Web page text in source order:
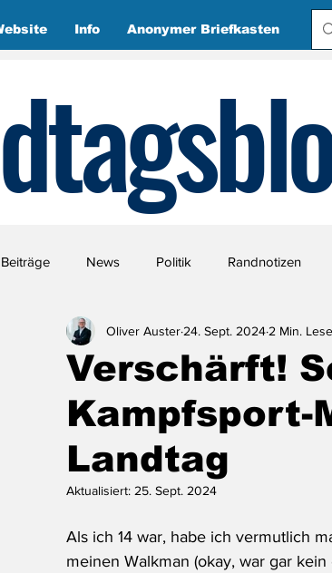
Info Anonymer Briefkasten
News Politik Randnotizen
Verschärft!
Kampfsport-
Landtag
Oliver Auster 24. Sept. 2024 2 Min.
Aktualisiert: 25. Sept. 2024
Als ich 14 war, habe ich vermutlich
meinen Walkman (okay, war gar kein